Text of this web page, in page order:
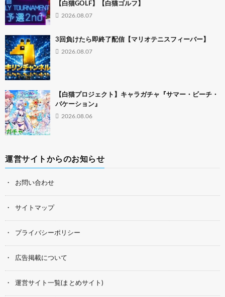
【白猫GOLF】【白猫ゴルフ】
2026.08.07
3回負けたら即終了配信【マリオテニスフィーバー】
2026.08.07
【白猫プロジェクト】キャラガチャ『サマー・ビーチ・
バケーション』
2026.08.06
運営サイトからのお知らせ
お問い合わせ
サイトマップ
プライバシーポリシー
広告掲載について
運営サイト一覧(まとめサイト)